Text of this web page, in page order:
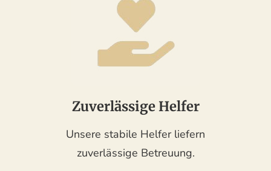
Zuverlässige Helfer
Unsere stabile Helfer liefern
zuverlässige Betreuung.